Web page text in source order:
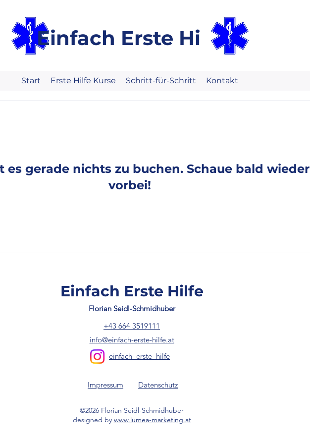
Einfach Erste Hilfe
Start Erste Hilfe Kurse Schritt-für-Schritt Kontakt
es gerade nichts zu buchen. Schaue bald wieder
vorbei!
Einfach Erste Hilfe
Florian Seidl-Schmidhuber
+43 664 3519111
info@einfach-erste-hilfe.at
einfach_erste_hilfe
Impressum Datenschutz
©2026 Florian Seidl-Schmidhuber
designed by www.lumea-marketing.at